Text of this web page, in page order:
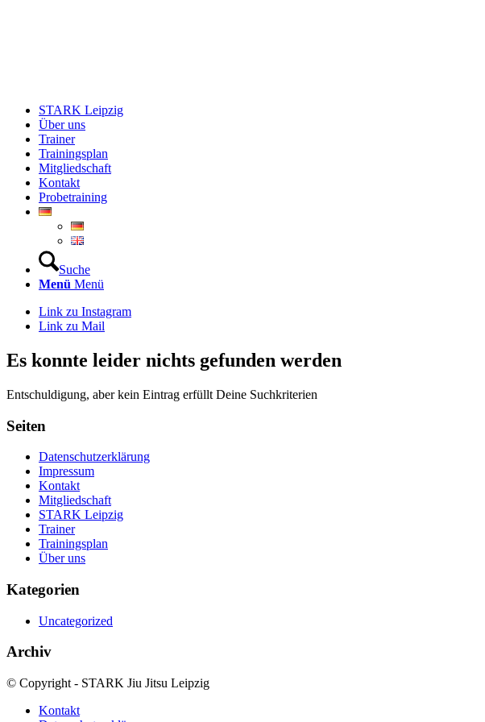
STARK Leipzig
Über uns
Trainer
Trainingsplan
Mitgliedschaft
Kontakt
Probetraining
Suche
Menü Menü
Link zu Instagram
Link zu Mail
Es konnte leider nichts gefunden werden
Entschuldigung, aber kein Eintrag erfüllt Deine Suchkriterien
Seiten
Datenschutzerklärung
Impressum
Kontakt
Mitgliedschaft
STARK Leipzig
Trainer
Trainingsplan
Über uns
Kategorien
Uncategorized
Archiv
© Copyright - STARK Jiu Jitsu Leipzig
Kontakt